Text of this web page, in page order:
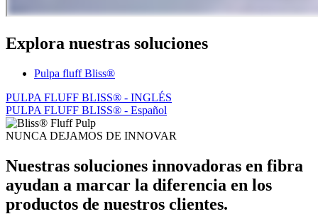
Explora nuestras soluciones
Pulpa fluff Bliss®
PULPA FLUFF BLISS® - INGLÉS
PULPA FLUFF BLISS® - Español
NUNCA DEJAMOS DE INNOVAR
Nuestras soluciones innovadoras en fibra
ayudan a marcar la diferencia en los
productos de nuestros clientes.